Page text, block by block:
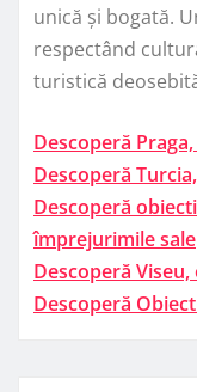
unică și bogată.
respectând
turistică
Descoperă
Descoperă
Descoperă
împrejurimile sale
Descoperă
Descoperă